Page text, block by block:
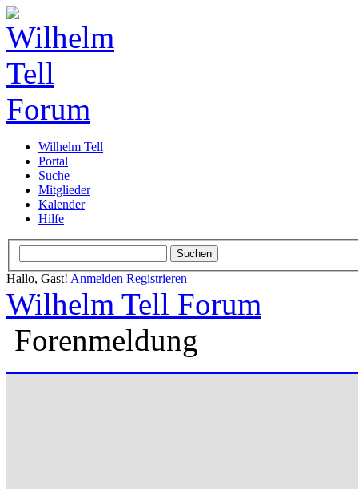
Wilhelm Tell
Portal
Suche
Mitglieder
Kalender
Hilfe
Hallo, Gast! Anmelden Registrieren
Wilhelm Tell Forum
Forenmeldung